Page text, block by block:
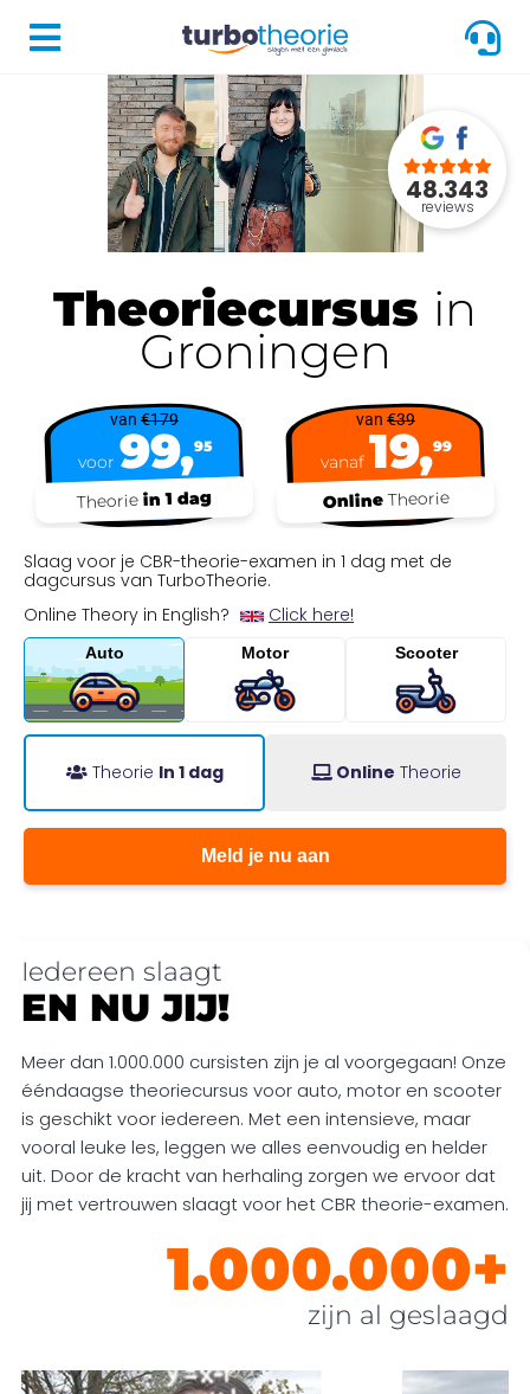
48.343
reviews
Theoriecursus in
Groningen
van €179
voor 99,95
Theoriein 1 dag
van €39
vanaf 19,99
OnlineTheorie
Slaag voor je CBR-theorie-examen in 1 dag met de
dagcursus van TurboTheorie.
Online Theory in English?
Click here!
Auto Motor Scooter
Theorie In 1 dag Online Theorie
Meld je nu aan
Iedereen slaagt
EN NU JIJ!
Meer dan 1.000.000 cursisten zijn je al voorgegaan! Onze
ééndaagse theoriecursus voor auto, motor en scooter
is geschikt voor iedereen. Met een intensieve, maar
vooral leuke les, leggen we alles eenvoudig en helder
uit. Door de kracht van herhaling zorgen we ervoor dat
jij met vertrouwen slaagt voor het CBR theorie-examen.
1.000.000+
zijn al geslaagd